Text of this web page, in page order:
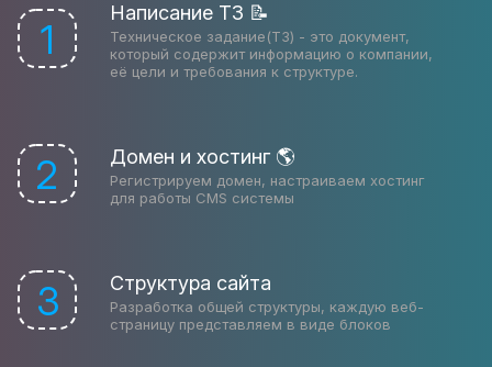
1
Написание ТЗ 📝
Техническое задание(ТЗ) - это документ,
который содержит информацию о компании,
её цели и требования к структуре.
2 Домен и хостинг 🌎
Регистрируем домен, настраиваем хостинг
для работы CMS системы
3 Структура сайта
Разработка общей структуры, каждую веб-
страницу представляем в виде блоков